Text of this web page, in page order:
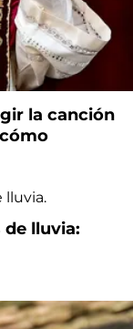
la canción
de lluvia: